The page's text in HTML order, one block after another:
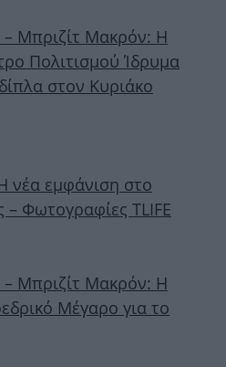
Μπριζίτ Μακρόν: Η
Πολιτισμού Ίδρυμα
στον Κυριάκο
νέα εμφάνιση στο
– Φωτογραφίες TLIFE
Μπριζίτ Μακρόν: Η
Μέγαρο για το